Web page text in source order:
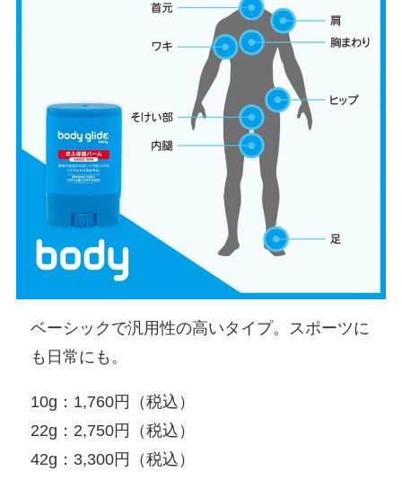
ベーシックで汎用性の高いタイプ。スポーツに
も日常にも。
10g：1,760円（税込）
22g：2,750円（税込）
42g：3,300円（税込）